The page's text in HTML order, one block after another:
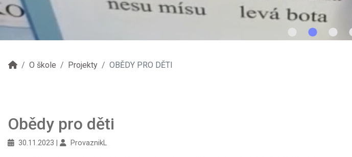
O škole Projekty OBĚDY PRO DĚTI
Obědy pro děti
30.11.2023 ProvaznikL